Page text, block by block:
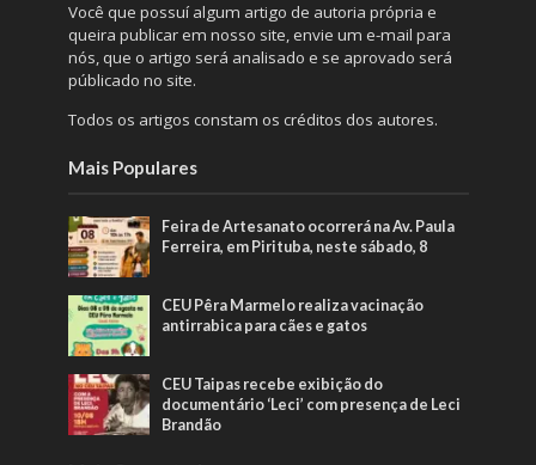
Você que possuí algum artigo de autoria própria e
queira publicar em nosso site, envie um e-mail para
nós, que o artigo será analisado e se aprovado será
públicado no site.
Todos os artigos constam os créditos dos autores.
Mais Populares
Feira de Artesanato ocorrerá na Av. Paula
Ferreira, em Pirituba, neste sábado, 8
CEU Pêra Marmelo realiza vacinação
antirrabica para cães e gatos
CEU Taipas recebe exibição do
documentário ‘Leci’ com presença de Leci
Brandão